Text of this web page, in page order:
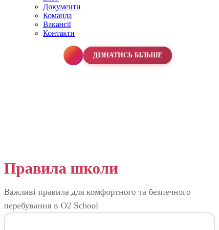
Документи
Команда
Вакансії
Контакти
ДІЗНАТИСЬ БІЛЬШЕ
Правила школи
Важливі правила для комфортного та безпечного
перебування в O2 School